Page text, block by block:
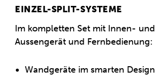
EINZEL-SPLIT-SYSTEME
Im kompletten Set mit Innen- und
Aussengerät und Fernbedienung:
Wandgeräte im smarten Design